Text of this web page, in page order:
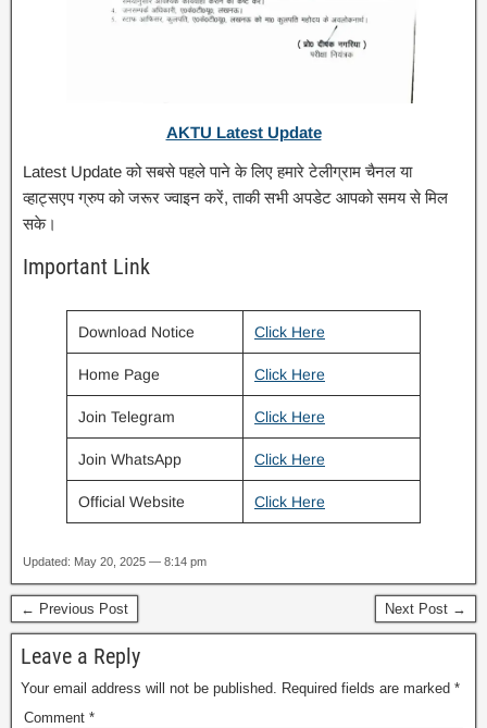
AKTU Latest Update
Latest Update को सबसे पहले पाने के लिए हमारे टेलीग्राम चैनल या
व्हाट्सएप ग्रुप को जरूर ज्वाइन करें, ताकी सभी अपडेट आपको समय से मिल
सके।
Important Link
Download Notice Click Here
Home Page Click Here
Join Telegram Click Here
Join WhatsApp Click Here
Official Website Click Here
Updated: May 20, 2025 — 8:14 pm
← Previous Post Next Post →
Leave a Reply
Your email address will not be published. Required fields are marked *
Comment *